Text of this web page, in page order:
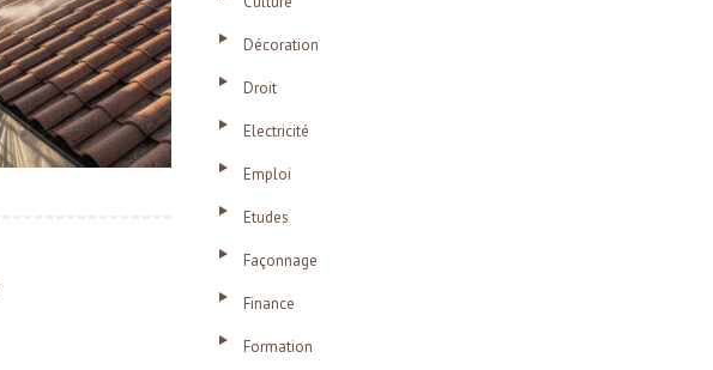
Décoration
Droit
Electricité
Emploi
Etudes
Façonnage
Finance
Formation